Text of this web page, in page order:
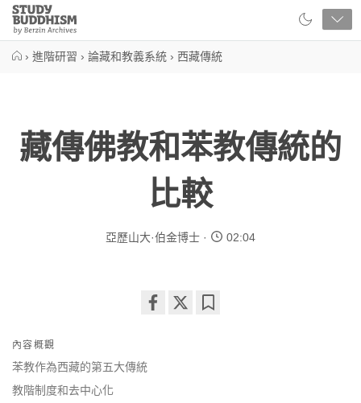
Close
Study
Buddhism
› 進階研習 › 論藏和教義系統 › 西藏傳統
藏傳佛教和苯教傳統的
比較
亞歷山大·伯金博士 02:04
facebook
內容概觀
苯教作為西藏的第五大傳統
教階制度和去中心化